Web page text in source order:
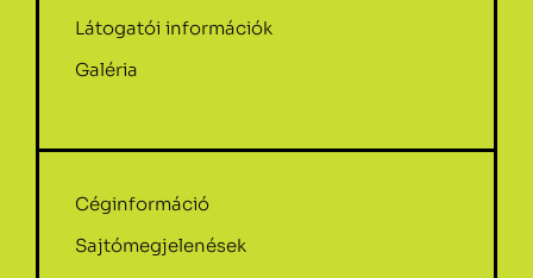
Látogatói információk
Galéria
Céginformáció
Sajtómegjelenések